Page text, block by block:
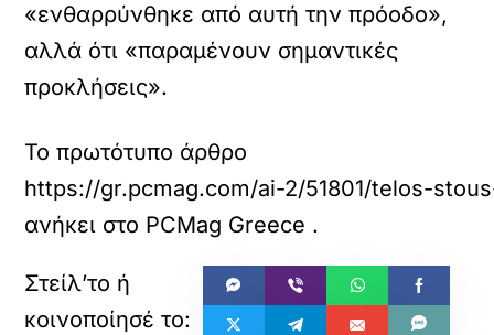
«ενθαρρύνθηκε από αυτή την πρόοδο»,
αλλά ότι «παραμένουν σημαντικές
προκλήσεις».
Το πρωτότυπο άρθρο
https://gr.pcmag.com/ai-2/51801/telos-
ανήκει στο PCMag Greece .